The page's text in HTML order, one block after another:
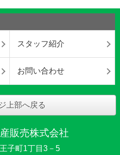
スタッフ紹介
お問い合わせ
上部へ戻る
販売株式会社
子町1丁目3－5